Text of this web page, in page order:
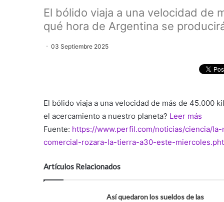
El bólido viaja a una velocidad de
qué hora de Argentina se
03 Septiembre 2025
El bólido viaja a una velocidad de más de 45.000
el acercamiento a nuestro planeta? Leer más
Fuente: https://www.perfil.com/noticias/ciencia/
comercial-rozara-la-tierra-a30-este-
Artículos Relacionados
Así quedaron los sueldos de las